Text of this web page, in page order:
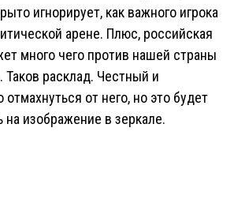
игнорирует, как важного игрока
арене. Плюс, российская
много чего против нашей страны
Таков расклад. Честный и
от него, но это будет
на изображение в зеркале.